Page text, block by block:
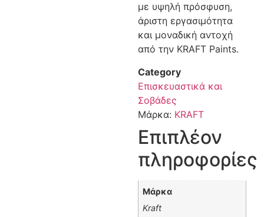
με υψηλή πρόσφυση,
άριστη εργασιμότητα
και μοναδική αντοχή
από την KRAFT Paints.
Category
Επισκευαστικά και
Σοβάδες
Μάρκα: KRAFT
Επιπλέον
πληροφορίες
Μάρκα
Kraft